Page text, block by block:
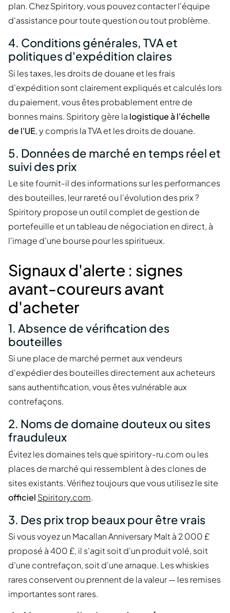
plan. Chez Spiritory, vous pouvez contacter l'équipe
d'assistance pour toute question ou tout problème.
4. Conditions générales, TVA et
politiques d'expédition claires
Si les taxes, les droits de douane et les frais
d'expédition sont clairement expliqués et calculés lors
du paiement, vous êtes probablement entre de
bonnes mains. Spiritory gère la logistique à l'échelle
de l'UE, y compris la TVA et les droits de douane.
5. Données de marché en temps réel et
suivi des prix
Le site fournit-il des informations sur les performances
des bouteilles, leur rareté ou l'évolution des prix ?
Spiritory propose un outil complet de gestion de
portefeuille et un tableau de négociation en direct, à
l'image d'une bourse pour les spiritueux.
Signaux d'alerte : signes
avant-coureurs avant
d'acheter
1. Absence de vérification des
bouteilles
Si une place de marché permet aux vendeurs
d'expédier des bouteilles directement aux acheteurs
sans authentification, vous êtes vulnérable aux
contrefaçons.
2. Noms de domaine douteux ou sites
frauduleux
Évitez les domaines tels que spiritory-ru.com ou les
places de marché qui ressemblent à des clones de
sites existants. Vérifiez toujours que vous utilisez le site
officiel Spiritory.com.
3. Des prix trop beaux pour être vrais
Si vous voyez un Macallan Anniversary Malt à 2 000 £
proposé à 400 £, il s'agit soit d'un produit volé, soit
d'une contrefaçon, soit d'une arnaque. Les whiskies
rares conservent ou prennent de la valeur — les remises
importantes sont rares.